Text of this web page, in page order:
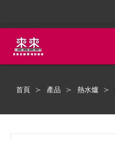
首頁 產品 熱水爐